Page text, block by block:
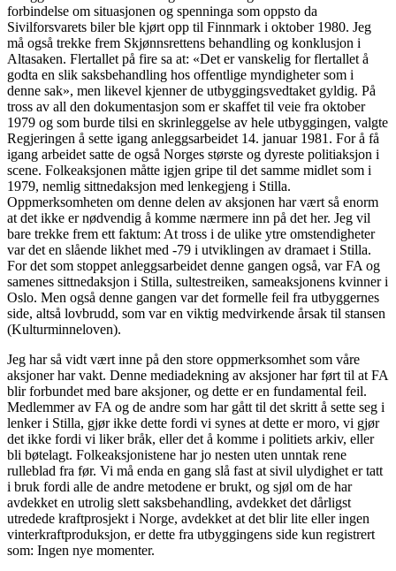
forbindelse om situasjonen og spenninga som oppsto da
Sivilforsvarets biler ble kjørt opp til Finnmark i oktober 1980. Jeg
må også trekke frem Skjønnsrettens behandling og konklusjon i
Altasaken. Flertallet på fire sa at: «Det er vanskelig for flertallet å
godta en slik saksbehandling hos offentlige myndigheter som i
denne sak», men likevel kjenner de utbyggingsvedtaket gyldig. På
tross av all den dokumentasjon som er skaffet til veie fra oktober
1979 og som burde tilsi en skrinleggelse av hele utbyggingen, valgte
Regjeringen å sette igang anleggsarbeidet 14. januar 1981. For å få
igang arbeidet satte de også Norges største og dyreste politiaksjon i
scene. Folkeaksjonen måtte igjen gripe til det samme midlet som i
1979, nemlig sittnedaksjon med lenkegjeng i Stilla.
Oppmerksomheten om denne delen av aksjonen har vært så enorm
at det ikke er nødvendig å komme nærmere inn på det her. Jeg vil
bare trekke frem ett faktum: At tross i de ulike ytre omstendigheter
var det en slående likhet med -79 i utviklingen av dramaet i Stilla.
For det som stoppet anleggsarbeidet denne gangen også, var FA og
samenes sittnedaksjon i Stilla, sultestreiken, sameaksjonens kvinner i
Oslo. Men også denne gangen var det formelle feil fra utbyggernes
side, altså lovbrudd, som var en viktig medvirkende årsak til stansen
(Kulturminneloven).
Jeg har så vidt vært inne på den store oppmerksomhet som våre
aksjoner har vakt. Denne mediadekning av aksjoner har ført til at FA
blir forbundet med bare aksjoner, og dette er en fundamental feil.
Medlemmer av FA og de andre som har gått til det skritt å sette seg i
lenker i Stilla, gjør ikke dette fordi vi synes at dette er moro, vi gjør
det ikke fordi vi liker bråk, eller det å komme i politiets arkiv, eller
bli bøtelagt. Folkeaksjonistene har jo nesten uten unntak rene
rulleblad fra før. Vi må enda en gang slå fast at sivil ulydighet er tatt
i bruk fordi alle de andre metodene er brukt, og sjøl om de har
avdekket en utrolig slett saksbehandling, avdekket det dårligst
utredede kraftprosjekt i Norge, avdekket at det blir lite eller ingen
vinterkraftproduksjon, er dette fra utbyggingens side kun registrert
som: Ingen nye momenter.